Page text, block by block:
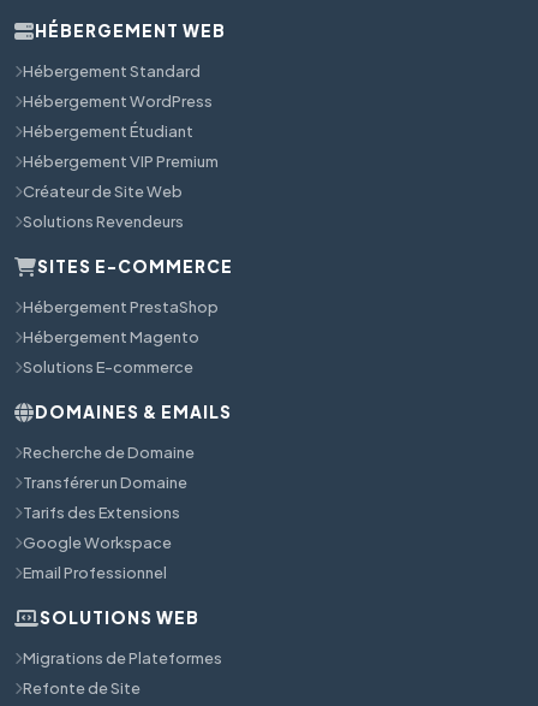
HÉBERGEMENT WEB
Hébergement Standard
Hébergement WordPress
Hébergement Étudiant
Hébergement VIP Premium
Créateur de Site Web
Solutions Revendeurs
SITES E-COMMERCE
Hébergement PrestaShop
Hébergement Magento
Solutions E-commerce
DOMAINES & EMAILS
Recherche de Domaine
Transférer un Domaine
Tarifs des Extensions
Google Workspace
Email Professionnel
SOLUTIONS WEB
Migrations de Plateformes
Refonte de Site